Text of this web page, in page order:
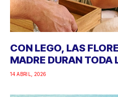
CON LEGO, LAS
MADRE DURAN TODA
14 ABRIL, 2026